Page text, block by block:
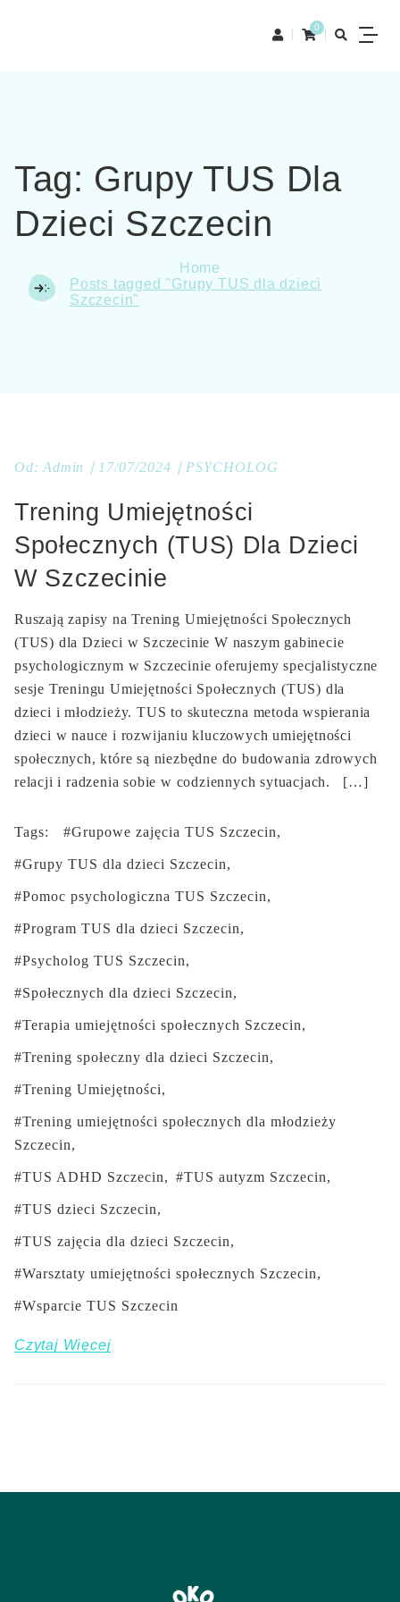
0
Tag: Grupy TUS Dla
Dzieci Szczecin
Home
Posts tagged "Grupy TUS dla dzieci
Szczecin"
Od:Admin 17/07/2024 PSYCHOLOG
Trening Umiejętności
Społecznych (TUS) Dla Dzieci
W Szczecinie
Ruszają zapisy na Trening Umiejętności Społecznych
(TUS) dla Dzieci w Szczecinie W naszym gabinecie
psychologicznym w Szczecinie oferujemy specjalistyczne
sesje Treningu Umiejętności Społecznych (TUS) dla
dzieci i młodzieży. TUS to skuteczna metoda wspierania
dzieci w nauce i rozwijaniu kluczowych umiejętności
społecznych, które są niezbędne do budowania zdrowych
relacji i radzenia sobie w codziennych sytuacjach. […]
Tags: Grupowe zajęcia TUS Szczecin
Grupy TUS dla dzieci Szczecin
Pomoc psychologiczna TUS Szczecin
Program TUS dla dzieci Szczecin
Psycholog TUS Szczecin
Społecznych dla dzieci Szczecin
Terapia umiejętności społecznych Szczecin
Trening społeczny dla dzieci Szczecin
Trening Umiejętności
Trening umiejętności społecznych dla młodzieży
Szczecin
TUS ADHD Szczecin TUS autyzm Szczecin
TUS dzieci Szczecin
TUS zajęcia dla dzieci Szczecin
Warsztaty umiejętności społecznych Szczecin
Wsparcie TUS Szczecin
Czytaj Więcej